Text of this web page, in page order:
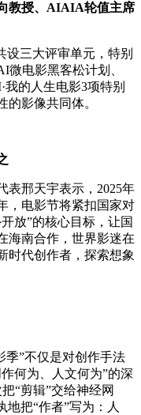
教授、AIAIA轮值主席
设三大评审单元，特别
微电影黑客松计划、
的人生电影3项特别
影像共同体。
表邢天宇表示，2025年
，电影节将紧扣国家对
放”的核心目标，让国
海南合作，世界影迷在
时代创作者，探索想象
季”不仅是对创作手法
何为、人文何为”的深
“剪辑”交给神经网
地把“作者”写为：人